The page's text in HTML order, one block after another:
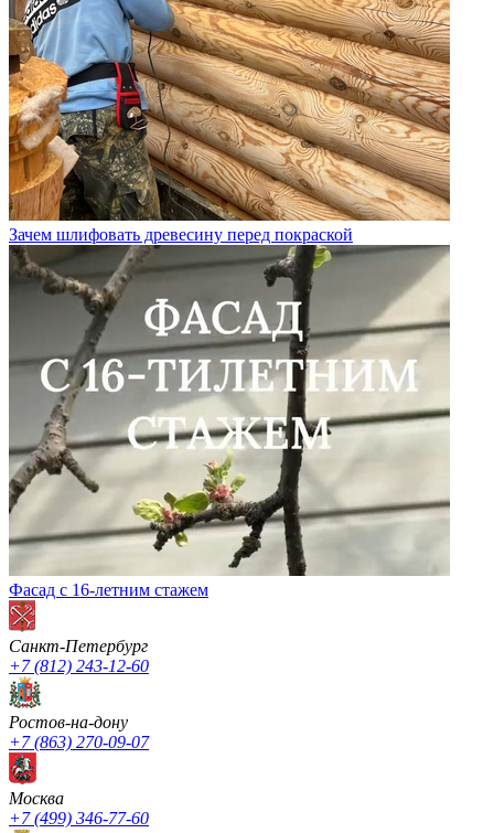
Зачем шлифовать древесину перед покраской
Фасад с 16-летним стажем
Санкт-Петербург
+7 (812) 243-12-60
Ростов-на-дону
+7 (863) 270-09-07
Москва
+7 (499) 346-77-60